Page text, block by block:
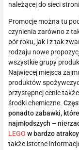
należącej do sieci
Promocje można tu
czynienia zarówno z
pór roku, jak i z tak
rodzaju nowe
wszystkie grupy
Najwięcej miejsca
produktów
przystępnej cenie
środki chemiczne.
ponadto zabawki,
najmłodszych –
LEGO w bardzo
także istotne